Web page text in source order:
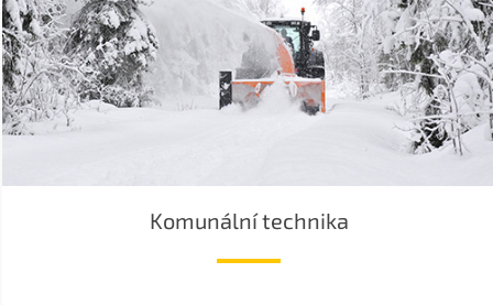
Komunální technika